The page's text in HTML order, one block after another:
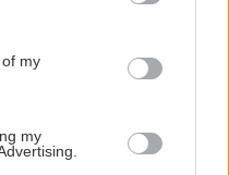
its third-party tags to
in below Google
my
my